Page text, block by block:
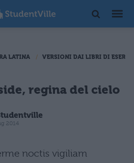
LATINA VERSIONI DAI LIBRI DI
regina del cielo
2014
noctis vigiliam